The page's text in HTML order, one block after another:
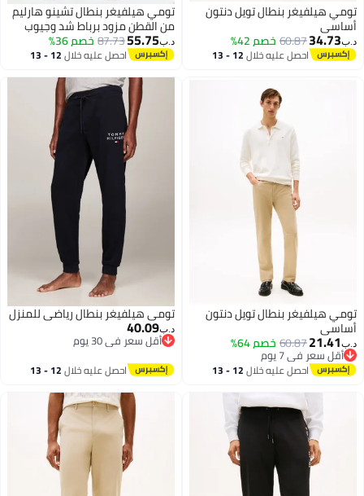
تومي هيلفيغر بنطال تويل دنتون
أساسي
د.ب‏34.73
60.87خصم 42%
احصل عليه خلال 12 - 13
تومي هيلفيغر بنطال تشينو هارليم
من القطن مزود برباط شد وجيوب
عند الخياطة الجانبية
د.ب‏55.75
87.73خصم 36%
احصل عليه خلال 12 - 13
تومي هيلفيغر بنطال تويل دنتون
أساسي
د.ب‏21.41
60.87خصم 64%
أقل سعر في 7 يوم
أقل سعر في 7 يوماحصل عليه خلال 12 - 13
تومي هيلفيغر بنطال رياضي للمنزل
د.ب‏40.09
أقل سعر في 30 يوم
أقل سعر في 30 يوم
احصل عليه خلال 12 - 13